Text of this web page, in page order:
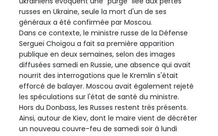
russes en Ukraine, seule la mort d'un de ses
généraux a été confirmée par Moscou.
Dans ce contexte, le ministre russe de la Défense
Sergueï Choïgou a fait sa première apparition
publique en deux semaines, selon des images
diffusées samedi en Russie, une absence qui avait
nourrit des interrogations que le Kremlin s'était
efforcé de balayer. Moscou avait également rejeté
les spéculations sur l'état de santé du ministre.
Hors du Donbass, les Russes restent très présents.
Ainsi, autour de Kiev, dont le maire vient de décréter
un nouveau couvre-feu de samedi soir à lundi